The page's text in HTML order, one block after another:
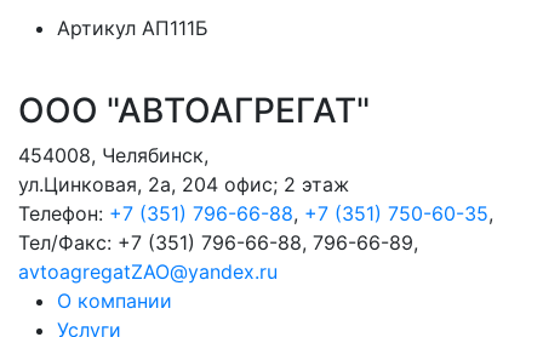
Артикул АП111Б
ООО "АВТОАГРЕГАТ"
454008, Челябинск,
ул.Цинковая, 2а, 204 офис; 2 этаж
Телефон: +7 (351) 796-66-88, +7 (351) 750-60-35,
Тел/Факс: +7 (351) 796-66-88, 796-66-89,
avtoagregatZAO@yandex.ru
О компании
Услуги